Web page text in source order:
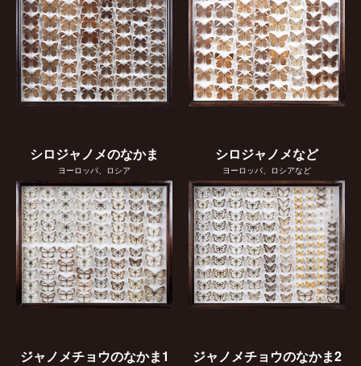
シロジャノメのなかま
ヨーロッパ、ロシア
シロジャノメなど
ヨーロッパ、ロシアなど
ジャノメチョウのなかま1 ジャノメチョウのなかま2